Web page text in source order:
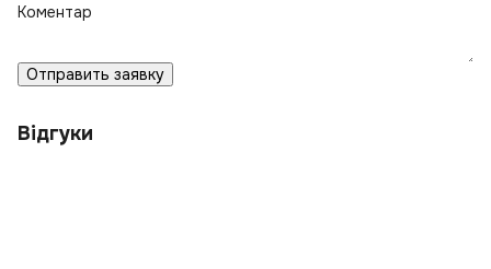
Коментар
Отправить заявку
Відгуки